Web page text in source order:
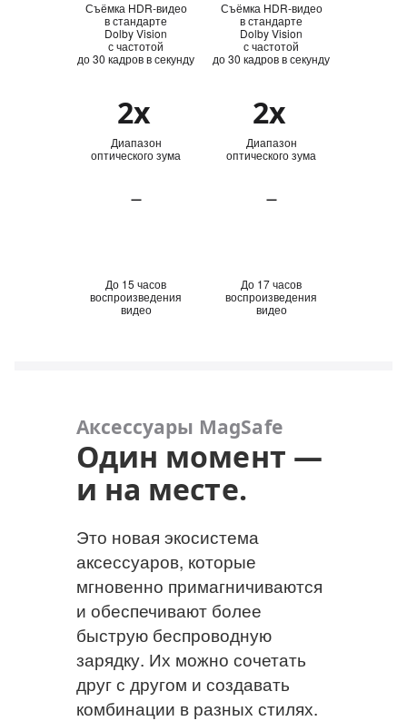
Съёмка HDR‑видео
в стандарте
Dolby Vision
с частотой
до 30 кадров в секунду
Съёмка HDR‑видео
в стандарте
Dolby Vision
с частотой
до 30 кадров в секунду
2x
Диапазон
оптического зума
2x
Диапазон
оптического зума
— —
До 15 часов
воспроизведения
видео
До 17 часов
воспроизведения
видео
Аксессуары MagSafe
Один момент —
и на месте.
Это новая экосистема
аксессуаров, которые
мгновенно примагничиваются
и обеспечивают более
быструю беспроводную
зарядку. Их можно сочетать
друг с другом и создавать
комбинации в разных стилях.